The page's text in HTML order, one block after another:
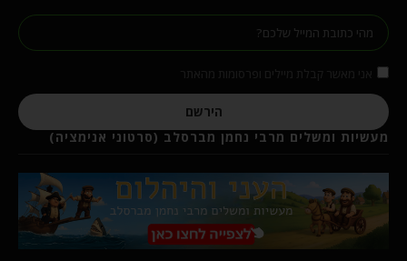
הירשם
מעשיות ומשלים מרבי נחמן מברסלב (סרטוני אנימציה)